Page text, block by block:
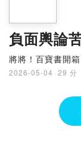
負面輿論
將將！百寶書開箱
2026-05-04 · 29 分